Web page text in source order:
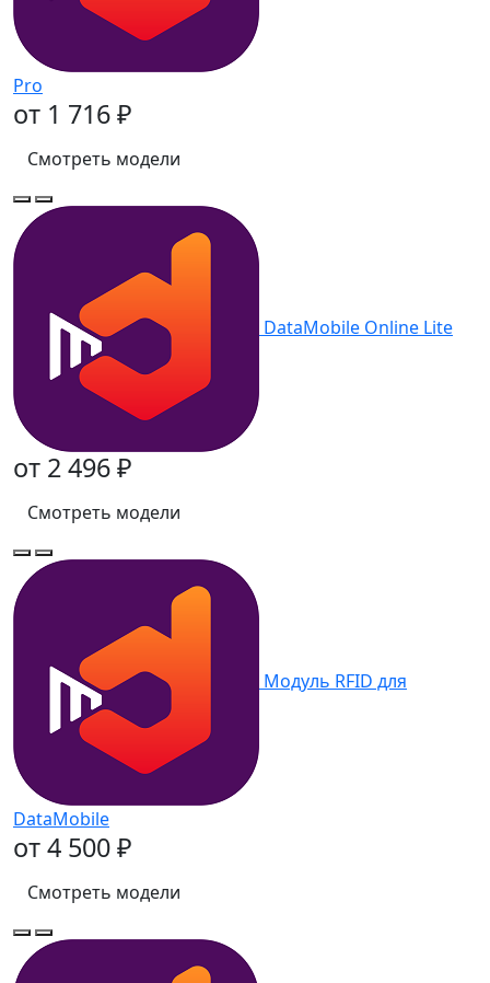
Pro
от 1 716 ₽
Смотреть модели
DataMobile Online Lite
от 2 496 ₽
Смотреть модели
Модуль RFID для
DataMobile
от 4 500 ₽
Смотреть модели